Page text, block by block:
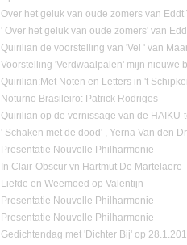
Over het geluk van oude zomers van Eddt
' Over het geluk van oude zomers' van
Quirilian de voorstelling van 'Vel ' van
Voorstelling 'Verdwaalpalen' mijn nieuwe
Quirilian:Met Noten en Letters in 't
Noturno Brasileiro: Patrick Rodriges
Quirilian op de vernissage van de
' Schaken met de dood' , Yerna Van den
Presentatie Nouvelle Philharmonie
In Clair-Obscur vn Hartmut De Martelaere
Liefde en Weemoed op Valentijn
Presentatie Nouvelle Philharmonie
Presentatie Nouvelle Philharmonie
Gedichtendag met 'Dichter Bij' op